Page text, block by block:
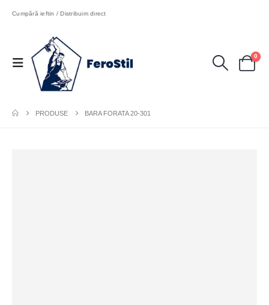
Cumpără ieftin / Distribuim direct
0
PRODUSE BARA FORATA 20-301